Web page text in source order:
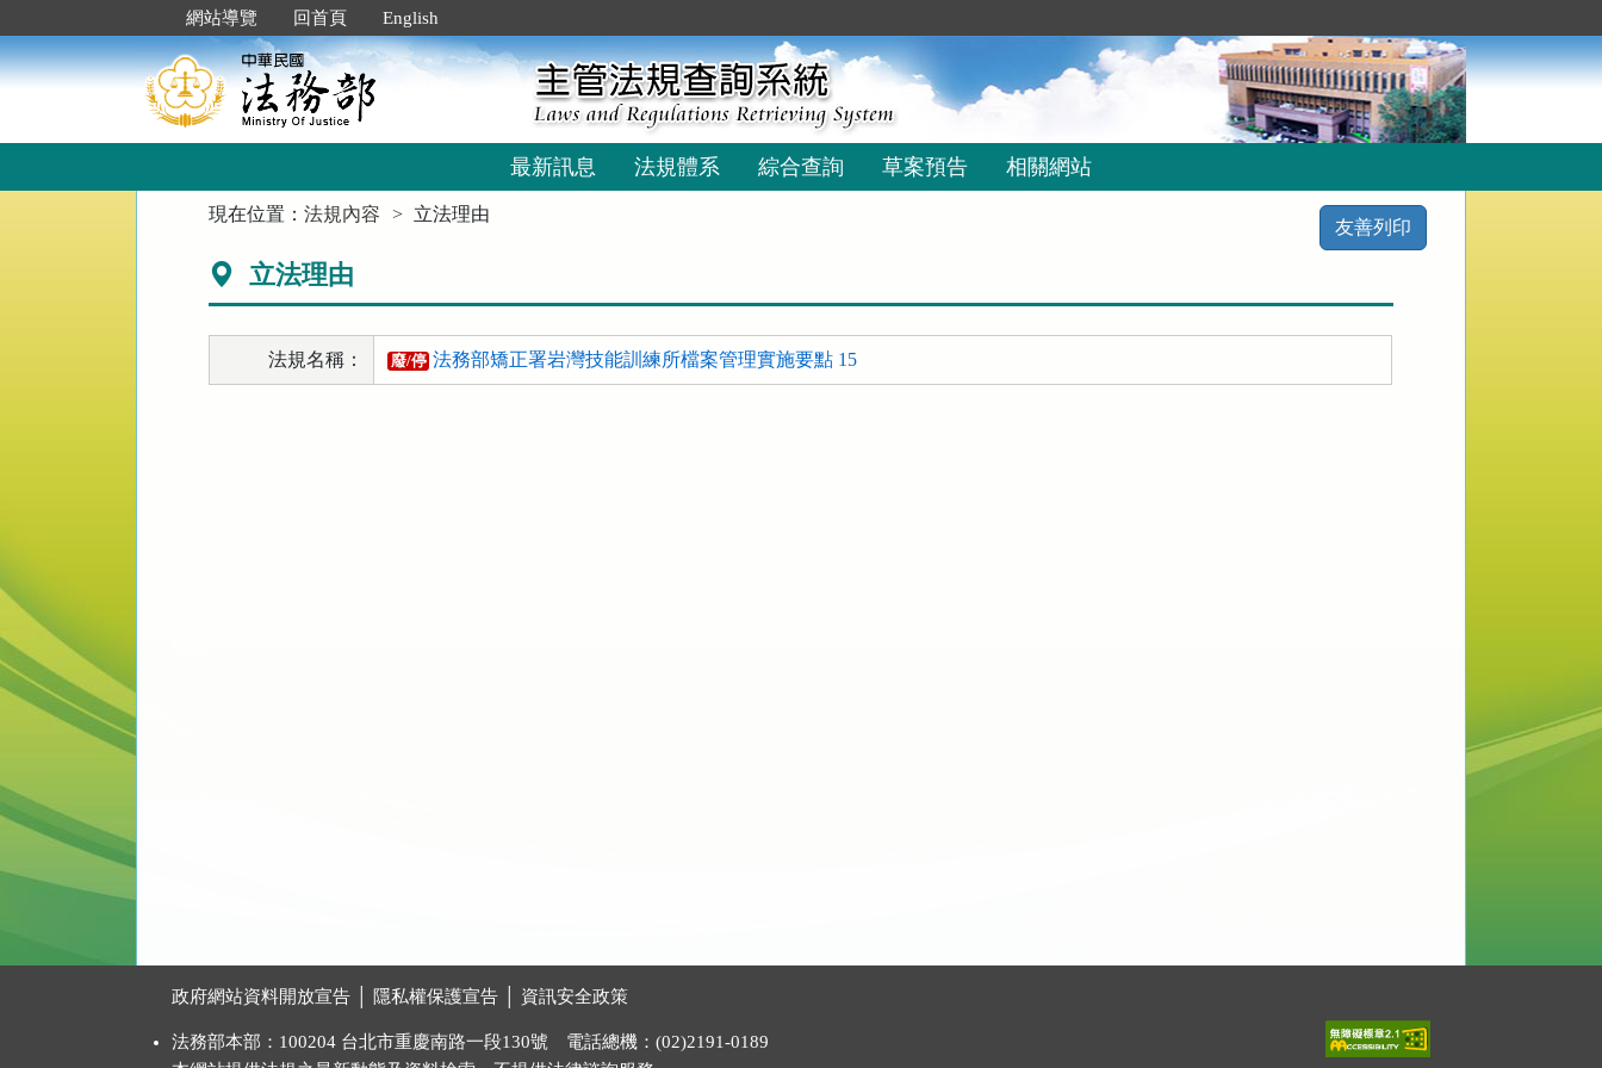
到
主
要
網站導覽 回首頁 English
最新訊息 法規體系 綜合查詢 草案預告 相關網站
現在位置：法規內容 立法理由
友善列印
立法理由
法規名稱： 廢/停 法務部矯正署岩灣技能訓練所檔案管理實施要點 15
政府網站資料開放宣告 隱私權保護宣告 資訊安全政策
法務部本部：100204 台北市重慶南路一段130號 電話總機：(02)2191-0189